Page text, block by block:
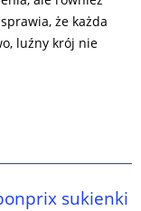
że każda
luźny krój nie
sukienki